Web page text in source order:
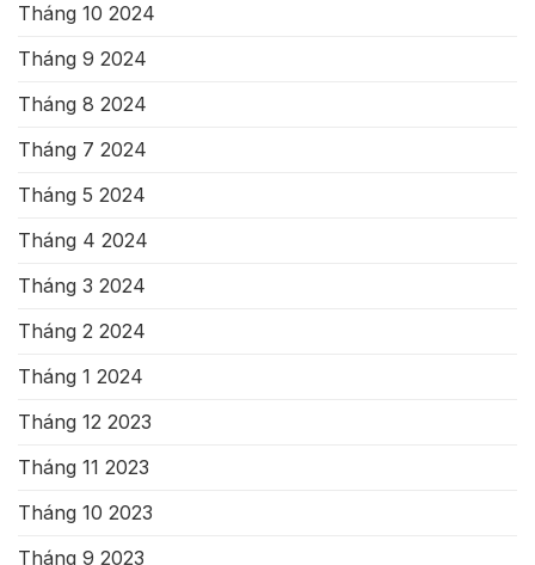
Tháng 10 2024
Tháng 9 2024
Tháng 8 2024
Tháng 7 2024
Tháng 5 2024
Tháng 4 2024
Tháng 3 2024
Tháng 2 2024
Tháng 1 2024
Tháng 12 2023
Tháng 11 2023
Tháng 10 2023
Tháng 9 2023